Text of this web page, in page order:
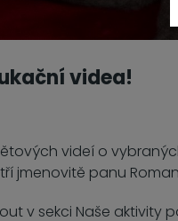
videa!
videí o
jmenovitě panu
v sekci Naše aktivity